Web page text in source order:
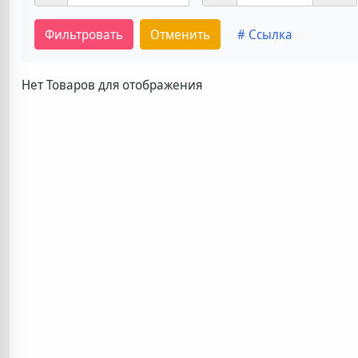
Фильтровать Отменить # Ссылка
Нет Товаров для отображения